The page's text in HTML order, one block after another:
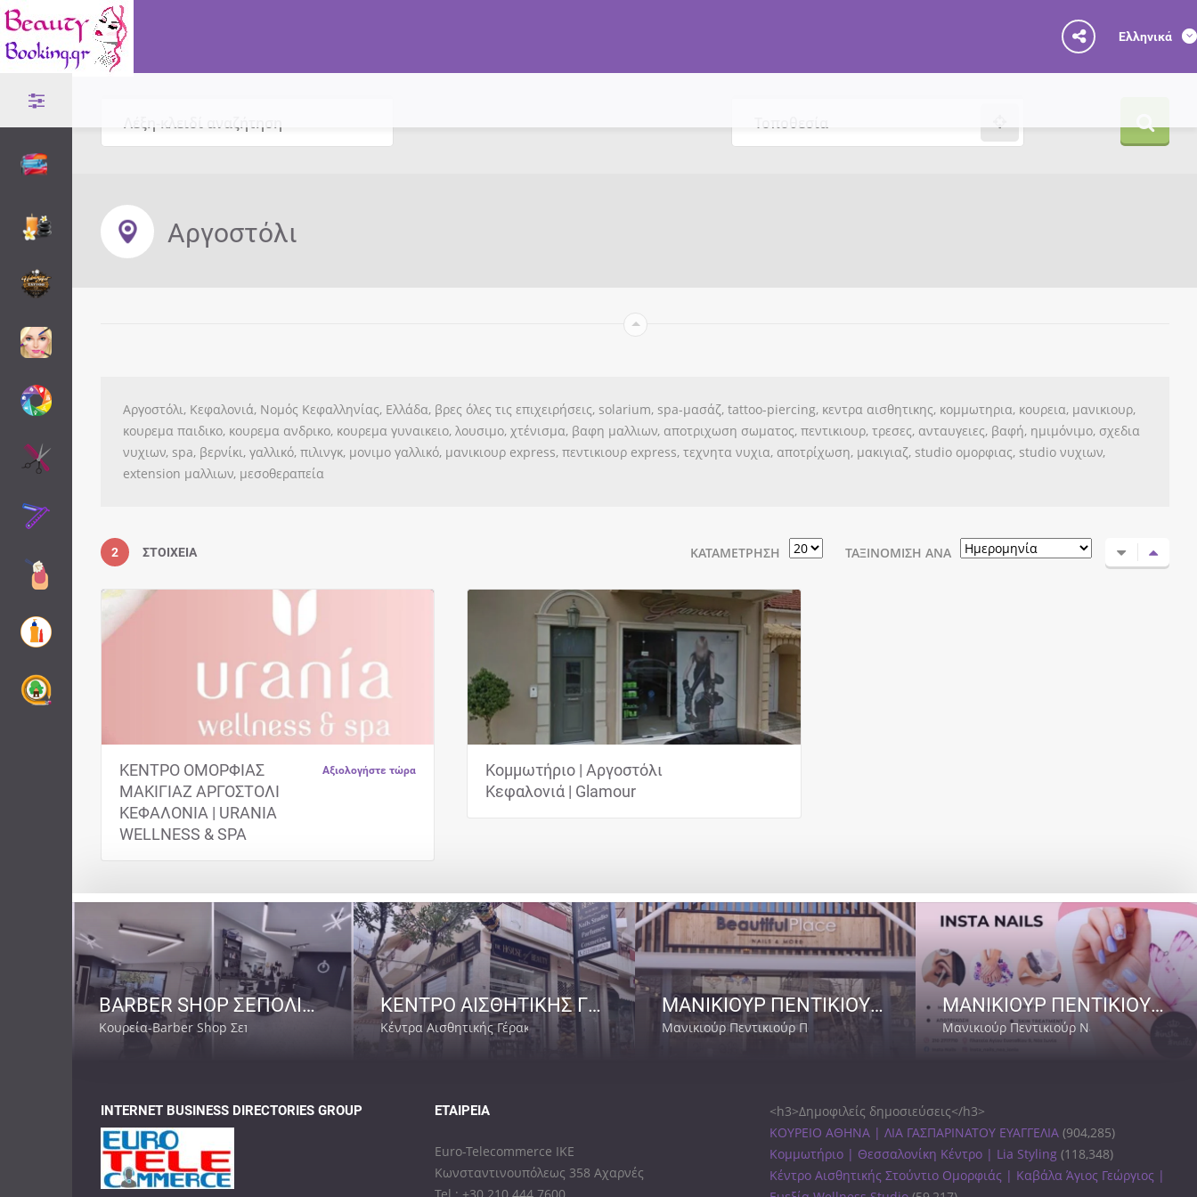
Ελληνικά
Αργοστόλι
Αργοστόλι, Κεφαλονιά, Νομός Κεφαλληνίας, Ελλάδα, βρες όλες τις επιχειρήσεις, solarium, spa-μασάζ, tattoo-piercing, κεντρα αισθητικης, κομμωτηρια, κουρεια, μανικιουρ,
κουρεμα παιδικο, κουρεμα ανδρικο, κουρεμα γυναικειο, λουσιμο, χτένισμα, βαφη μαλλιων, αποτριχωση σωματος, πεντικιουρ, τρεσες, ανταυγειες, βαφή, ημιμόνιμο, σχεδια
νυχιων, spa, βερνίκι, γαλλικό, πιλινγκ, μονιμο γαλλικό, μανικιουρ express, πεντικιουρ express, τεχνητα νυχια, αποτρίχωση, μακιγιαζ, studio ομορφιας, studio νυχιων,
extension μαλλιων, μεσοθεραπεία
2 ΣΤΟΙΧΕΊΑ ΚΑΤΑΜΈΤΡΗΣΗ ΤΑΞΙΝΌΜΙΣΗ ΑΝΆ
ΚΕΝΤΡΟ ΟΜΟΡΦΙΑΣ ΜΑΚΙΓΙΑΖ ΑΡΓΟΣΤΟΛΙ
ΚΕΦΑΛΟΝΙΑ | URANIA WELLNESS & SPA Η κα
Μπαλτσαβιά Ουρανία σας καλωσορίζει σε ένα
σύγχρονο κέντρο…
ΚΕΝΤΡΟ ΟΜΟΡΦΙΑΣ
ΜΑΚΙΓΙΑΖ ΑΡΓΟΣΤΟΛΙ
ΚΕΦΑΛΟΝΙΑ | URANIA
WELLNESS & SPA
Αξιολογήστε τώρα
Κομμωτήριο | Αργοστόλι Κεφαλονιά | Glamour,
Το κομμωτήριο “GLAMOUR” εδρεύει στο
Αργοστόλι της Κεφαλονιάς. Ακολουθώντας τις
τελευταίες…
Κομμωτήριο | Αργοστόλι
Κεφαλονιά | Glamour
BARBER SHOP ΣΕΠΟΛΙΑ ΑΘΗΝΑ | BARBER SENPAI
Κουρεία-Barber Shop Σεπόλια
ΚΕΝΤΡΟ ΑΙΣΘΗΤΙΚΗΣ ΓΕΡΑΚΑΣ | THE HOUSE OF BEAUTY-GEORGIA
Κέντρα Αισθητικής Γέρακας Αττικής
ΜΑΝΙΚΙΟΥΡ ΠΕΝΤΙΚΙΟΥΡ ΠΑΙΑΝΙΑ | BEAUTIFUL PLACE NAILS AND MORE
Μανικιούρ Πεντικιούρ Παιανία
ΜΑΝΙΚΙΟΥΡ ΠΕΝΤΙΚΙΟΥΡ ΠΕΥΚΑΚΙΑ ΝΕΑ ΙΩΝΙΑ | ΑΙΣΘΗΤΙΚΗ INSTA NAILS
Μανικιούρ Πεντικιούρ Νέα Ιωνία
INTERNET BUSINESS DIRECTORIES GROUP ΕΤΑΙΡΕΊΑ
Euro-Telecommerce IKE
Κωνσταντινουπόλεως 358 Αχαρνές
<h3>Δημοφιλείς δημοσιεύσεις</h3>
ΚΟΥΡΕΙΟ ΑΘΗΝΑ | ΛΙΑ ΓΑΣΠΑΡΙΝΑΤΟΥ ΕΥΑΓΓΕΛΙΑ (904,285)
Κομμωτήριο | Θεσσαλονίκη Κέντρο | Lia Styling (118,348)
Κέντρο Αισθητικής Στούντιο Ομορφιάς | Καβάλα Άγιος Γεώργιος |